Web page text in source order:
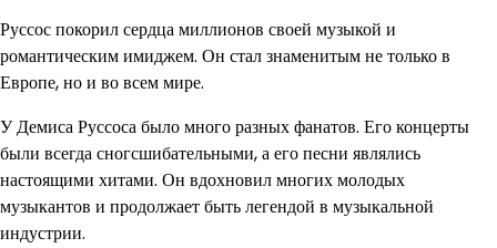
Руссос покорил сердца миллионов своей музыкой и
романтическим имиджем. Он стал знаменитым не только в
Европе, но и во всем мире.
У Демиса Руссоса было много разных фанатов. Его концерты
были всегда сногсшибательными, а его песни являлись
настоящими хитами. Он вдохновил многих молодых
музыкантов и продолжает быть легендой в музыкальной
индустрии.